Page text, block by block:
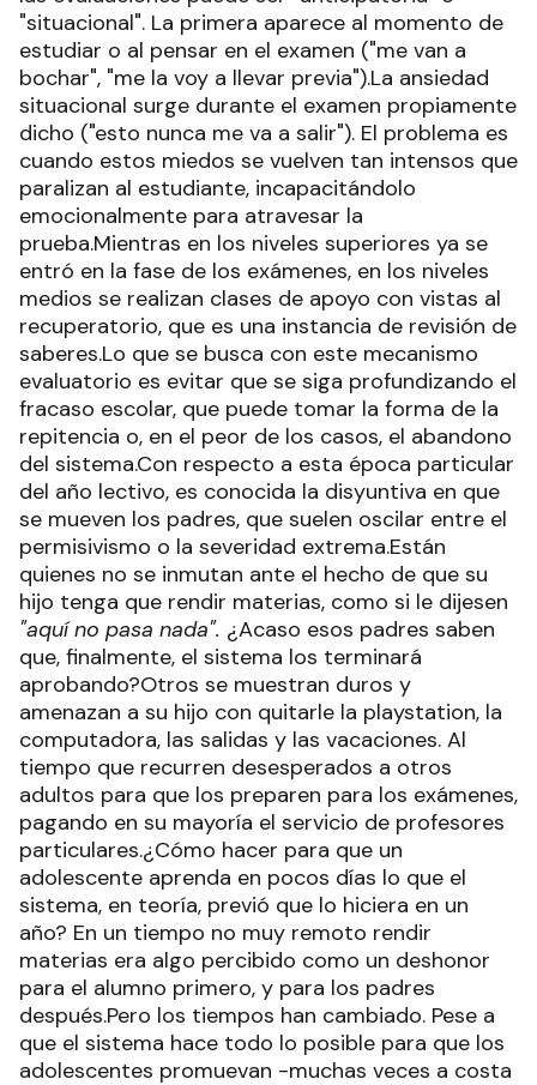
"situacional". La primera aparece al momento de
estudiar o al pensar en el examen ("me van a
bochar", "me la voy a llevar previa").La ansiedad
situacional surge durante el examen propiamente
dicho ("esto nunca me va a salir"). El problema es
cuando estos miedos se vuelven tan intensos que
paralizan al estudiante, incapacitándolo
emocionalmente para atravesar la
prueba.Mientras en los niveles superiores ya se
entró en la fase de los exámenes, en los niveles
medios se realizan clases de apoyo con vistas al
recuperatorio, que es una instancia de revisión de
saberes.Lo que se busca con este mecanismo
evaluatorio es evitar que se siga profundizando el
fracaso escolar, que puede tomar la forma de la
repitencia o, en el peor de los casos, el abandono
del sistema.Con respecto a esta época particular
del año lectivo, es conocida la disyuntiva en que
se mueven los padres, que suelen oscilar entre el
permisivismo o la severidad extrema.Están
quienes no se inmutan ante el hecho de que su
hijo tenga que rendir materias, como si le dijesen
"aquí no pasa nada". ¿Acaso esos padres saben
que, finalmente, el sistema los terminará
aprobando?Otros se muestran duros y
amenazan a su hijo con quitarle la playstation, la
computadora, las salidas y las vacaciones. Al
tiempo que recurren desesperados a otros
adultos para que los preparen para los exámenes,
pagando en su mayoría el servicio de profesores
particulares.¿Cómo hacer para que un
adolescente aprenda en pocos días lo que el
sistema, en teoría, previó que lo hiciera en un
año? En un tiempo no muy remoto rendir
materias era algo percibido como un deshonor
para el alumno primero, y para los padres
después.Pero los tiempos han cambiado. Pese a
que el sistema hace todo lo posible para que los
adolescentes promuevan -muchas veces a costa